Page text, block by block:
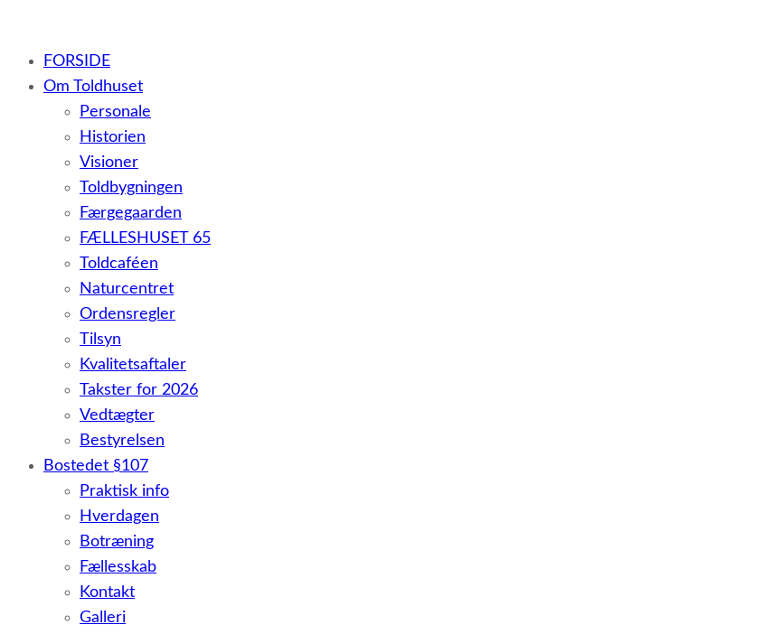
– et botilbud til voksne udviklingshæmmede og sent udviklede personer samt voksne med psykiske lidelser
FORSIDE
Om Toldhuset
Personale
Historien
Visioner
Toldbygningen
Færgegaarden
FÆLLESHUSET 65
Toldcaféen
Naturcentret
Ordensregler
Tilsyn
Kvalitetsaftaler
Takster for 2026
Vedtægter
Bestyrelsen
Bostedet §107
Praktisk info
Hverdagen
Botræning
Fællesskab
Kontakt
Galleri